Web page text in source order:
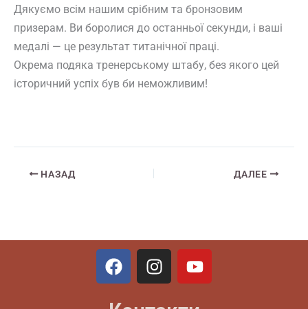
Дякуємо всім нашим срібним та бронзовим
призерам. Ви боролися до останньої секунди, і ваші
медалі — це результат титанічної праці.
Окрема подяка тренерському штабу, без якого цей
історичний успіх був би неможливим!
НАЗАД ДАЛЕЕ
F
a
I
n
Y
o